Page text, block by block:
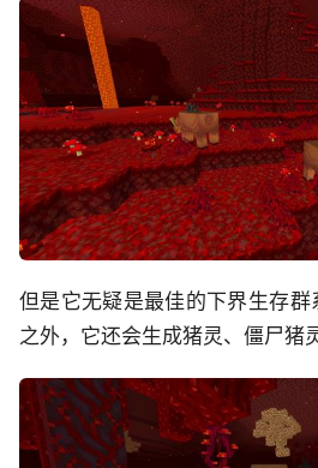
但是它无疑是最佳的下界生存
之外，它还会生成猪灵、僵尸猪